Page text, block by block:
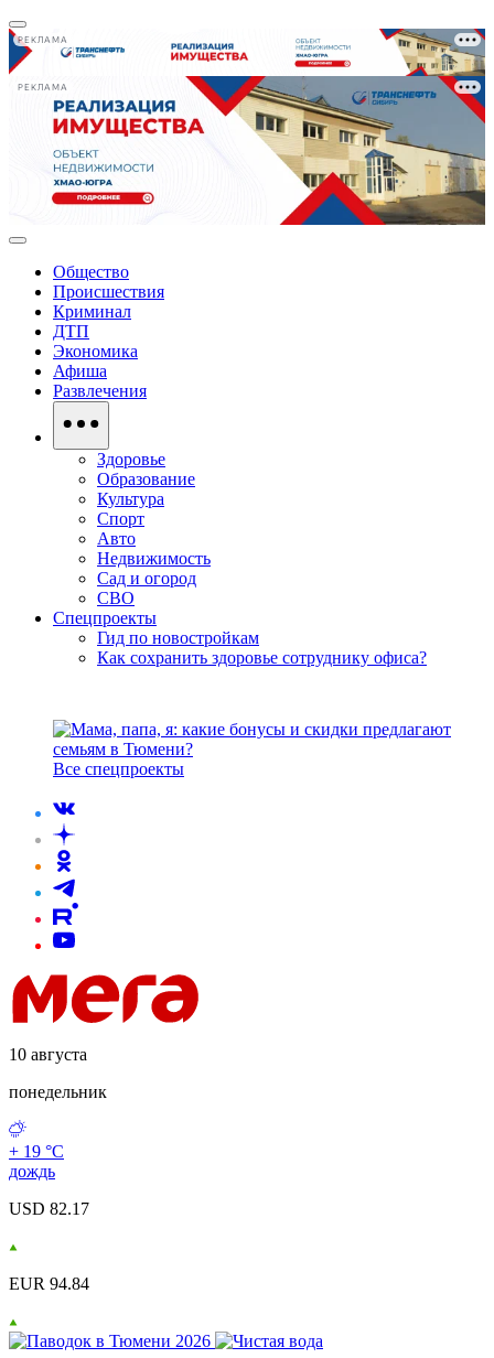
РЕКЛАМА
РЕКЛАМА
Общество
Происшествия
Криминал
ДТП
Экономика
Афиша
Развлечения
Здоровье
Образование
Культура
Спорт
Авто
Недвижимость
Сад и огород
СВО
Спецпроекты
Гид по новостройкам
Как сохранить здоровье сотруднику офиса?
Все спецпроекты
10 августа
понедельник
+ 19 °С
дождь
USD 82.17
EUR 94.84